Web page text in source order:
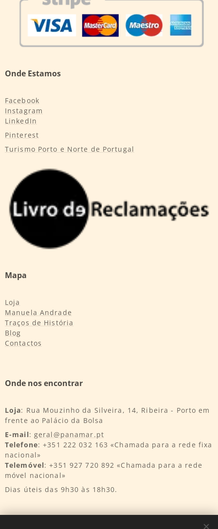
Onde Estamos
Facebook
Instagram
LinkedIn
Pinterest
Turismo Porto e Norte de Portugal
Mapa
Loja
Manuela Andrade
Traços de História
Blog
Contactos
Onde nos encontrar
Loja: Rua Mouzinho da Silveira, 14, Ribeira - Porto em
frente ao Palácio da Bolsa
E-mail: geral@panamar.pt
Telefone: +351 222 032 163 «Chamada para a rede fixa
nacional»
Telemóvel: +351 927 720 892 «Chamada para a rede
móvel nacional»
Dias úteis das 9h30 às 18h30.